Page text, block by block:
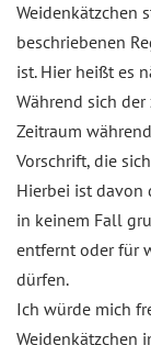
Weidenkätzchen
beschriebenen
ist. Hier heißt es
Während sich
Zeitraum
Vorschrift, die
Hierbei ist davon
in keinem Fall
entfernt oder für
dürfen.
Ich würde mich
Weidenkätzchen